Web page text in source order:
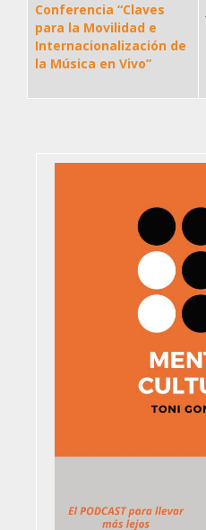
Conferencia “Claves
para la Movilidad e
Internacionalización de
la Música en Vivo”